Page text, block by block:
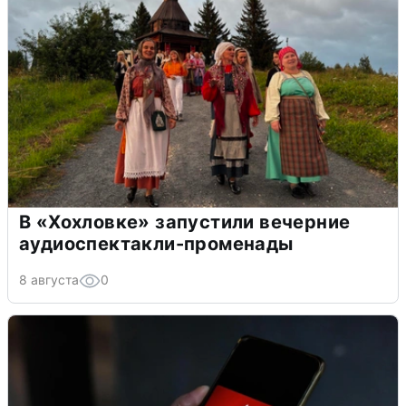
В «Хохловке» запустили вечерние
аудиоспектакли-променады
8 августа 0